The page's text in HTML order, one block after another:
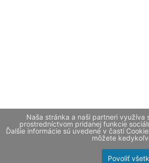
Naša stránka a naši partneri
prostredníctvom pridanej funkcie
Ďalšie informácie sú uvedené v časti
môžete
Povoliť